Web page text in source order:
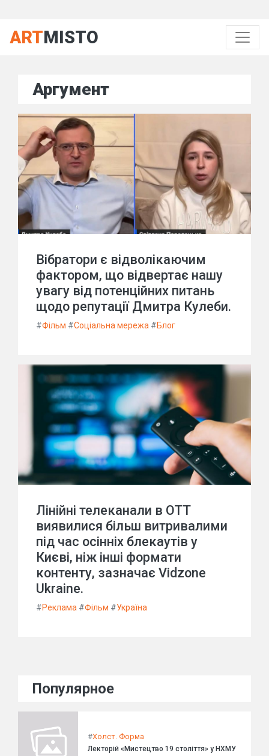
ARTMISTO
Аргумент
Вібратори є відволікаючим
фактором, що відвертає нашу
увагу від потенційних питань
щодо репутації Дмитра Кулеби.
#Фільм #Соціальна мережа #Блог
Лінійні телеканали в OTT
виявилися більш витривалими
під час осінніх блекаутів у
Києві, ніж інші формати
контенту, зазначає Vidzone
Ukraine.
#Реклама #Фільм #Україна
Популярное
#Холст. Форма
Лекторій «Мистецтво 19 століття» у НХМУ